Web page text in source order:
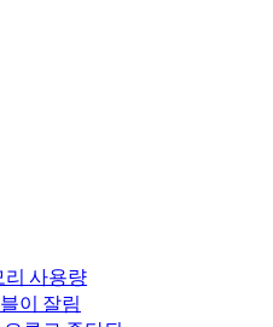
리 사용량
이 잘림